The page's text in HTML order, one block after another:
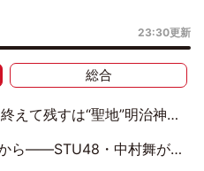
23:30更新
総合
の福岡公演では吉田綾乃クリスティーの『卒業セレモニー』を開催
・中村舞が描く“これからの私”